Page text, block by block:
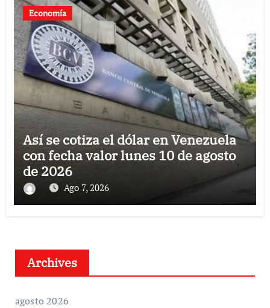
Economía
Así se cotiza el dólar en Venezuela
con fecha valor lunes 10 de agosto
de 2026
Ago 7, 2026
Archives
agosto 2026